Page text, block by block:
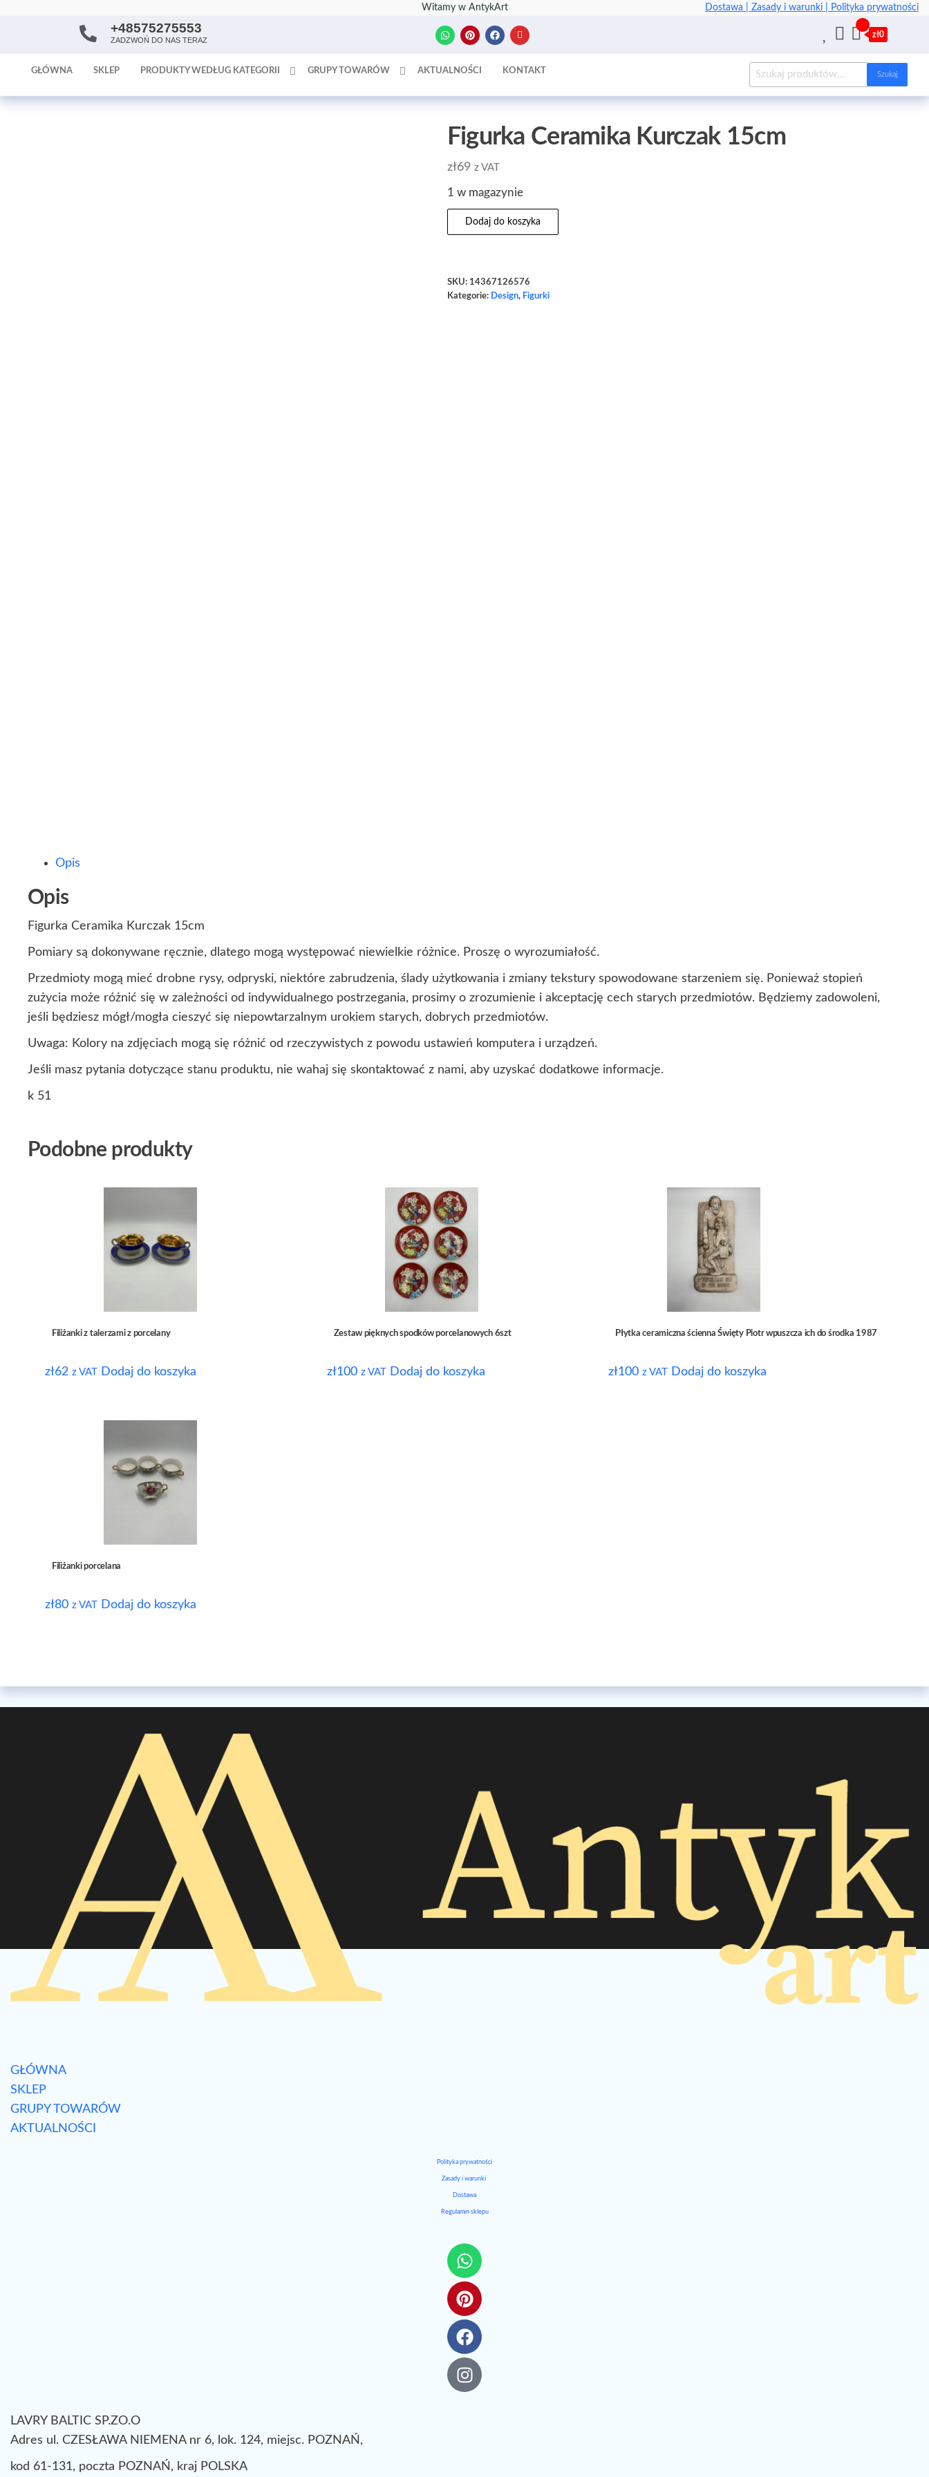
Witamy w AntykArt Dostawa | Zasady i warunki | Polityka prywatności
AntykArt
poświęcona
sprzedaży
tapet
+48575275553
ZADZWOŃ DO NAS TERAZ
zł0
GŁÓWNA SKLEP PRODUKTY WEDŁUG KATEGORII GRUPY TOWARÓW AKTUALNOŚCI KONTAKT Szukaj
Figurka Ceramika Kurczak 15cm
zł69 z VAT
1 w magazynie
Dodaj do koszyka
SKU: 14367126576
Kategorie: Design, Figurki
Opis
Opis
Figurka Ceramika Kurczak 15cm
Pomiary są dokonywane ręcznie, dlatego mogą występować niewielkie różnice. Proszę o wyrozumiałość.
Przedmioty mogą mieć drobne rysy, odpryski, niektóre zabrudzenia, ślady użytkowania i zmiany tekstury spowodowane starzeniem się. Ponieważ stopień
zużycia może różnić się w zależności od indywidualnego postrzegania, prosimy o zrozumienie i akceptację cech starych przedmiotów. Będziemy zadowoleni,
jeśli będziesz mógł/mogła cieszyć się niepowtarzalnym urokiem starych, dobrych przedmiotów.
Uwaga: Kolory na zdjęciach mogą się różnić od rzeczywistych z powodu ustawień komputera i urządzeń.
Jeśli masz pytania dotyczące stanu produktu, nie wahaj się skontaktować z nami, aby uzyskać dodatkowe informacje.
k 51
Podobne produkty
Filiżanki z talerzami z porcelany
zł62 z VAT Dodaj do koszyka
Zestaw pięknych spodków porcelanowych 6szt
zł100 z VAT Dodaj do koszyka
Płytka ceramiczna ścienna Święty Piotr wpuszcza ich do środka 1987
zł100 z VAT Dodaj do koszyka
Filiżanki porcelana
zł80 z VAT Dodaj do koszyka
GŁÓWNA
SKLEP
GRUPY TOWARÓW
AKTUALNOŚCI
Polityka prywatności
Zasady i warunki
Dostawa
Regulamin sklepu
LAVRY BALTIC SP.ZO.O
Adres ul. CZESŁAWA NIEMENA nr 6, lok. 124, miejsc. POZNAŃ,
kod 61-131, poczta POZNAŃ, kraj POLSKA